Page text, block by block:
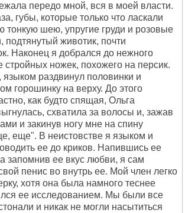
передо мной, вся в моей власти.
губы, которые только что ласкали
тонкую шею, упругие груди и розовые
подтянутый животик, почти
Наконец я добрался до нежного
стройных ножек, похожего на персик.
языком раздвинул половинки и
горошинку на верху. До этого
как будто спящая, Ольга
схватила за волосы и, зажав
и закинув ногу мне на спину
еще". В неистовстве я языком и
ее до криков. Напившись ее
запомнив ее вкус любви, я сам
пенис во внутрь ее. Мой член легко
хотя она была намного теснее
ее исследованием. Мы были все
и никак не могли насытиться